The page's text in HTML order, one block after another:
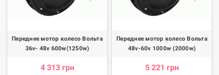
Переднее мотор колесо Вольта
36v- 48v 600w(1250w)
4 313 грн
Переднее мотор колесо Вольта
48v-60v 1000w (2000w)
5 221 грн